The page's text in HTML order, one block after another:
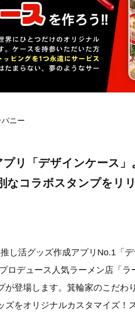
ニー
リ「デザインケース
なコラボスタンプをリ
し活グッズ作成アプリNo.1「
ロデュース人気ラーメン店「
が登場します。箕輪家のこだわ
ズをオリジナルカスタマイズ！